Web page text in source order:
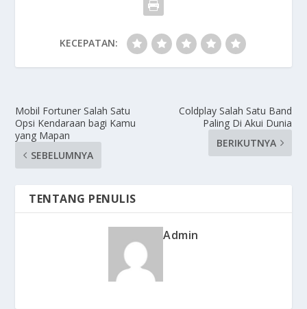
KECEPATAN:
Mobil Fortuner Salah Satu
Opsi Kendaraan bagi Kamu
yang Mapan
SEBELUMNYA
Coldplay Salah Satu Band
Paling Di Akui Dunia
BERIKUTNYA
TENTANG PENULIS
Admin